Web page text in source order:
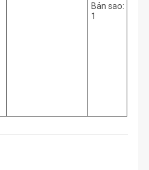
Bản sao:
1